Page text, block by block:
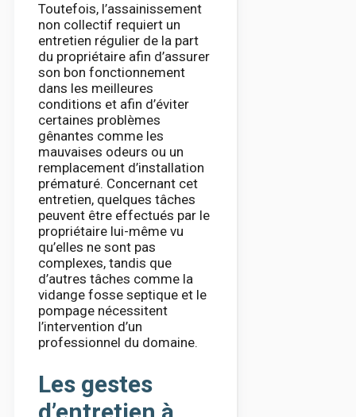
Toutefois, l’assainissement
non collectif requiert un
entretien régulier de la part
du propriétaire afin d’assurer
son bon fonctionnement
dans les meilleures
conditions et afin d’éviter
certaines problèmes
gênantes comme les
mauvaises odeurs ou un
remplacement d’installation
prématuré. Concernant cet
entretien, quelques tâches
peuvent être effectués par le
propriétaire lui-même vu
qu’elles ne sont pas
complexes, tandis que
d’autres tâches comme la
vidange fosse septique et le
pompage nécessitent
l’intervention d’un
professionnel du domaine.
Les gestes